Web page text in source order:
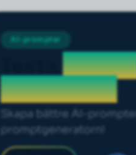
AI-prompter
Testa
generatorn
Skapa bättre AI-
promptgeneratorn!